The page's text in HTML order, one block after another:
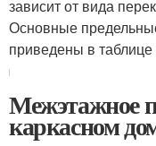
зависит от вида
Основные
приведены в таблице
Межэтажное
каркасном